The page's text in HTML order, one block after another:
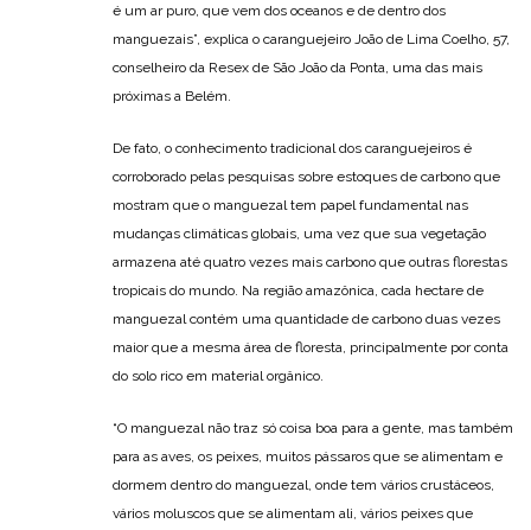
é um ar puro, que vem dos oceanos e de dentro dos
manguezais”, explica o caranguejeiro João de Lima Coelho, 57,
conselheiro da Resex de São João da Ponta, uma das mais
próximas a Belém.
De fato, o conhecimento tradicional dos caranguejeiros é
corroborado pelas pesquisas sobre estoques de carbono que
mostram que o manguezal tem papel fundamental nas
mudanças climáticas globais, uma vez que sua vegetação
armazena até quatro vezes mais carbono que outras florestas
tropicais do mundo. Na região amazônica, cada hectare de
manguezal contém uma quantidade de carbono duas vezes
maior que a mesma área de floresta, principalmente por conta
do solo rico em material orgânico.
“O manguezal não traz só coisa boa para a gente, mas também
para as aves, os peixes, muitos pássaros que se alimentam e
dormem dentro do manguezal, onde tem vários crustáceos,
vários moluscos que se alimentam ali, vários peixes que